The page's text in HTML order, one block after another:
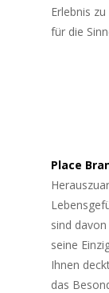
Erlebnis
für die
Place
sind
seine
Ihnen
das